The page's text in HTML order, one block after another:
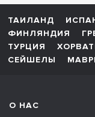
ТАИЛАНД
ФИНЛЯНДИЯ
ТУРЦИЯ
СЕЙШЕЛЫ
О НАС